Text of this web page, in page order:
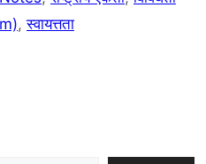
,स्वायत्तता